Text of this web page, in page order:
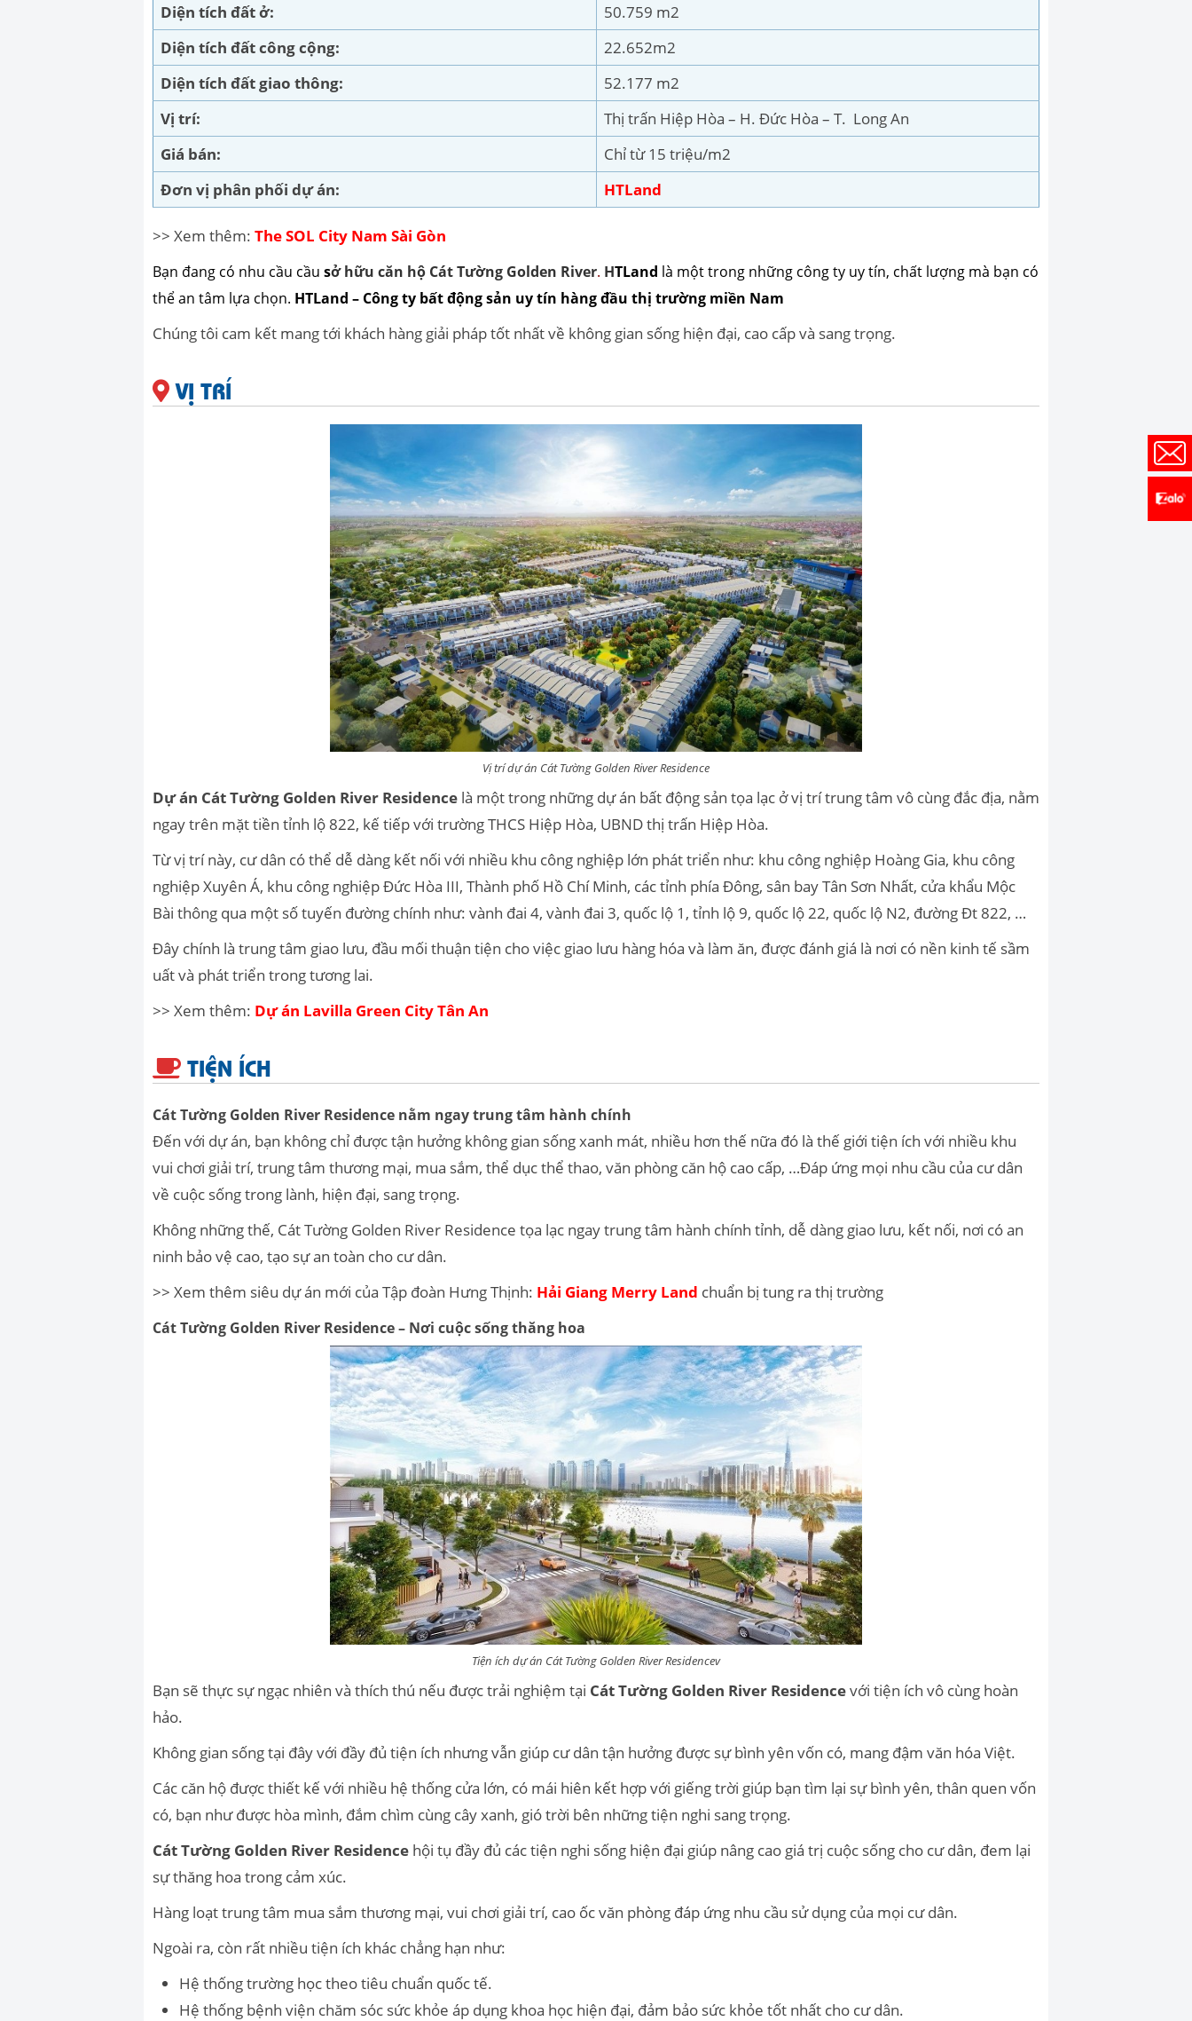
Diện tích đất ở:
50.759 m2
Diện tích đất công cộng:
22.652m2
Diện tích đất giao thông:
52.177 m2
Vị trí:
Thị trấn Hiệp Hòa – H. Đức Hòa – T. Long An
Giá bán:
Chỉ từ 15 triệu/m2
Đơn vị phân phối dự án:
HTLand
>> Xem thêm: The SOL City Nam Sài Gòn
Bạn đang có nhu cầu cầu sở hữu căn hộ Cát Tường Golden River. HTLand là một trong những công ty uy tín, chất lượng mà bạn có
thể an tâm lựa chọn. HTLand – Công ty bất động sản uy tín hàng đầu thị trường miền Nam
Chúng tôi cam kết mang tới khách hàng giải pháp tốt nhất về không gian sống hiện đại, cao cấp và sang trọng.
VỊ TRÍ
Vị trí dự án Cát Tường Golden River Residence
Dự án Cát Tường Golden River Residence là một trong những dự án bất động sản tọa lạc ở vị trí trung tâm vô cùng đắc địa, nằm
ngay trên mặt tiền tỉnh lộ 822, kế tiếp với trường THCS Hiệp Hòa, UBND thị trấn Hiệp Hòa.
Từ vị trí này, cư dân có thể dễ dàng kết nối với nhiều khu công nghiệp lớn phát triển như: khu công nghiệp Hoàng Gia, khu công
nghiệp Xuyên Á, khu công nghiệp Đức Hòa III, Thành phố Hồ Chí Minh, các tỉnh phía Đông, sân bay Tân Sơn Nhất, cửa khẩu Mộc
Bài thông qua một số tuyến đường chính như: vành đai 4, vành đai 3, quốc lộ 1, tỉnh lộ 9, quốc lộ 22, quốc lộ N2, đường Đt 822, …
Đây chính là trung tâm giao lưu, đầu mối thuận tiện cho việc giao lưu hàng hóa và làm ăn, được đánh giá là nơi có nền kinh tế sầm
uất và phát triển trong tương lai.
>> Xem thêm: Dự án Lavilla Green City Tân An
TIỆN ÍCH
Cát Tường Golden River Residence nằm ngay trung tâm hành chính
Đến với dự án, bạn không chỉ được tận hưởng không gian sống xanh mát, nhiều hơn thế nữa đó là thế giới tiện ích với nhiều khu
vui chơi giải trí, trung tâm thương mại, mua sắm, thể dục thể thao, văn phòng căn hộ cao cấp, …Đáp ứng mọi nhu cầu của cư dân
về cuộc sống trong lành, hiện đại, sang trọng.
Không những thế, Cát Tường Golden River Residence tọa lạc ngay trung tâm hành chính tỉnh, dễ dàng giao lưu, kết nối, nơi có an
ninh bảo vệ cao, tạo sự an toàn cho cư dân.
>> Xem thêm siêu dự án mới của Tập đoàn Hưng Thịnh: Hải Giang Merry Land chuẩn bị tung ra thị trường
Cát Tường Golden River Residence – Nơi cuộc sống thăng hoa
Tiện ích dự án Cát Tường Golden River Residencev
Bạn sẽ thực sự ngạc nhiên và thích thú nếu đượctrải nghiệm tại Cát Tường Golden River Residencevới tiện ích vô cùng hoàn
hảo.
Không gian sống tại đây với đầy đủ tiện ích nhưng vẫn giúp cư dân tận hưởng được sự bình yên vốn có, mang đậm văn hóa Việt.
Các căn hộ được thiết kế với nhiều hệ thống cửa lớn, có mái hiên kết hợp với giếng trời giúp bạn tìm lại sự bình yên, thân quen vốn
có, bạn như được hòa mình, đắm chìm cùng cây xanh, gió trời bên những tiện nghi sang trọng.
Cát Tường Golden River Residence hội tụ đầy đủ các tiện nghi sống hiện đại giúp nâng cao giá trị cuộc sống cho cư dân, đem lại
sự thăng hoa trong cảm xúc.
Hàng loạt trung tâm mua sắm thương mại, vui chơi giải trí, cao ốc văn phòng đáp ứng nhu cầu sử dụng của mọi cư dân.
Ngoài ra, còn rất nhiều tiện ích khác chẳng hạn như:
Hệ thống trường học theo tiêu chuẩn quốc tế.
Hệ thống bệnh viện chăm sóc sức khỏe áp dụng khoa học hiện đại, đảm bảo sức khỏe tốt nhất cho cư dân.